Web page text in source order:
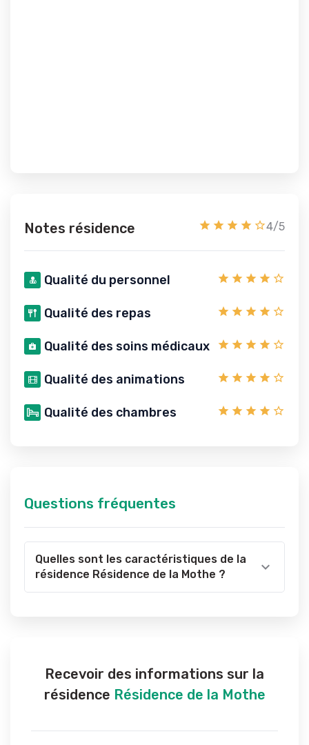
Notes résidence 4/5
Qualité du personnel
Qualité des repas
Qualité des soins médicaux
Qualité des animations
Qualité des chambres
Questions fréquentes
Quelles sont les caractéristiques de la
résidence Résidence de la Mothe ?
Recevoir des informations sur la
résidence Résidence de la Mothe